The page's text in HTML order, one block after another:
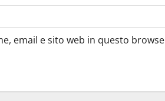
email e sito web in questo